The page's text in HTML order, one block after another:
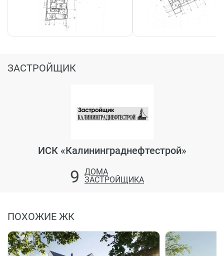
ЗАСТРОЙЩИК
ИСК «Калининграднефтестрой»
9
ДОМА
ЗАСТРОЙЩИКА
ПОХОЖИЕ ЖК